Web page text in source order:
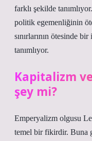
farklı şekilde
politik egemenliğinin
sınırlarının ötesinde
tanımlıyor.
Kapitalizm
şey mi?
Emperyalizm olgusu
temel bir fikirdir. Buna